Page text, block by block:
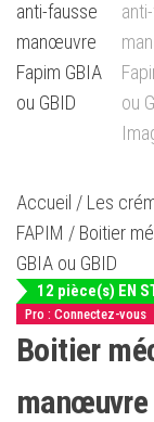
Accueil / Les
FAPIM / Boitier
GBIA ou GBID
12 pièce(s) EN
Pro : Connectez-vous
Boitier
manœuvre